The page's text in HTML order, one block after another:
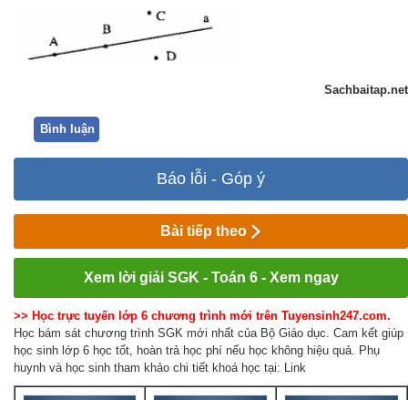
Sachbaitap.net
Bình luận
Báo lỗi - Góp ý
Bài tiếp theo
Xem lời giải SGK - Toán 6 - Xem ngay
>> Học trực tuyến lớp 6 chương trình mới trên Tuyensinh247.com.
Học bám sát chương trình SGK mới nhất của Bộ Giáo dục. Cam kết giúp
học sinh lớp 6 học tốt, hoàn trả học phí nếu học không hiệu quả. Phụ
huynh và học sinh tham khảo chi tiết khoá học tại: Link